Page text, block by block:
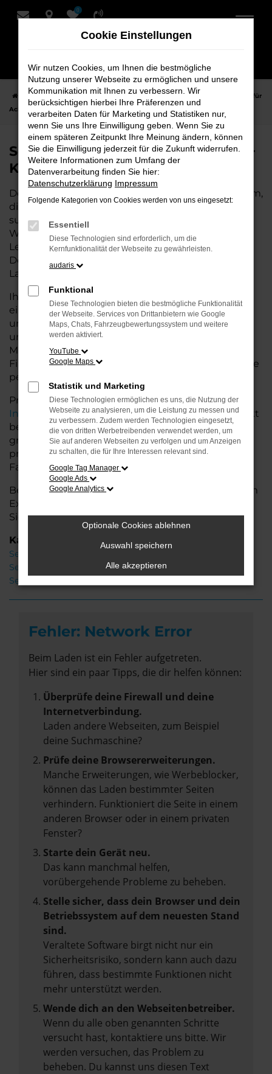
Zum
0
Startseite Achim Seat
Seat Leon Fahrzeuge bei Schmidt + Koch für
Achim
Seat Leon Fahrzeuge bei Schmidt +
Koch für Achim
Der Seat Leon ist die perfekte Wahl für alle in Achim,
die ein zuverlässiges und modernes Fahrzeug
suchen. Ob für den täglichen Arbeitsweg,
Wochenendausflüge oder lange Reisen, der Seat
Leon bietet Komfort, Effizienz und modernes
Design, das sowohl in der Stadt als auch auf dem
Land glänzt.
Ihr Seat Autohaus in Achim bietet Ihnen neben
einer breiten Auswahl an Seat Fahrzeugen auch
umfassende Beratung und Service. Wir
unterstützen Sie bei der Auswahl des passenden
Modells und bieten maßgeschneiderte
Finanzierungslösungen sowie Leasingoptionen, die
perfekt zu Ihrem Budget und Bedarf passen.
Profitieren Sie von zusätzlichen Services wie
Inzahlungnahme,Wartung und Reparaturendirekt
bei Ihrem Seat Autohaus in Achim. Mit unserer
großen Auswahl an Fahrzeugen und der
professionellen Beratung finden Sie bei uns das
Fahrzeug, das Ihre Ansprüche erfüllt.
Besuchen Sie uns und lassen Sie sich von unserem
Expertenteam beraten – der Seat Leon wartet auf
Sie!
Kategorie
Seat Leon Neuwagen Achim
Seat Leon Achim
Seat Leon Gebrauchtwagen Achim
Fehler: Network Error
Beim Laden ist ein Fehler aufgetreten.
Hier sind ein paar Tipps, die dir helfen können:
Überprüfe deine Firewall und deine
Internetverbindung.
Laden andere Webseiten, zum Beispiel
deine Suchmaschine?
Prüfe deine Browsererweiterungen.
Manche Erweiterungen, wie Werbeblocker,
können das Laden bestimmter Seiten
verhindern. Funktioniert die Seite in einem
anderen Browser oder in einem privaten
Fenster?
Starte dein Gerät neu.
Das kann manchmal helfen,
vorübergehende Probleme zu beheben.
Stelle sicher, dass dein Browser und dein
Betriebssystem auf dem neuesten Stand
sind.
Veraltete Software birgt nicht nur ein
Sicherheitsrisiko, sondern kann auch dazu
führen, dass bestimmte Funktionen nicht
mehr unterstützt werden.
Wende dich an den Webseitenbetreiber.
Wenn du alle oben genannten Schritte
versucht hast, kontaktiere uns bitte. Wir
werden versuchen, das Problem zu
beheben. Du kannst uns diesen Text
Cookie Einstellungen
Wir nutzen Cookies, um Ihnen die bestmögliche
Nutzung unserer Webseite zu ermöglichen und unsere
Kommunikation mit Ihnen zu verbessern. Wir
berücksichtigen hierbei Ihre Präferenzen und
verarbeiten Daten für Marketing und Statistiken nur,
wenn Sie uns Ihre Einwilligung geben. Wenn Sie zu
einem späteren Zeitpunkt Ihre Meinung ändern, können
Sie die Einwilligung jederzeit für die Zukunft widerrufen.
Weitere Informationen zum Umfang der
Datenverarbeitung finden Sie hier:
Datenschutzerklärung Impressum
Folgende Kategorien von Cookies werden von uns eingesetzt:
Essentiell
Diese Technologien sind erforderlich, um die
Kernfunktionalität der Webseite zu gewährleisten.
audaris
Funktional
Diese Technologien bieten die bestmögliche Funktionalität
der Webseite. Services von Drittanbietern wie Google
Maps, Chats, Fahrzeugbewertungssystem und weitere
werden aktiviert.
YouTube
Google Maps
Statistik und Marketing
Diese Technologien ermöglichen es uns, die Nutzung der
Webseite zu analysieren, um die Leistung zu messen und
zu verbessern. Zudem werden Technologien eingesetzt,
die von dritten Werbetreibenden verwendet werden, um
Sie auf anderen Webseiten zu verfolgen und um Anzeigen
zu schalten, die für Ihre Interessen relevant sind.
Google Tag Manager
Google Ads
Google Analytics
Optionale Cookies ablehnen
Auswahl speichern
Alle akzeptieren